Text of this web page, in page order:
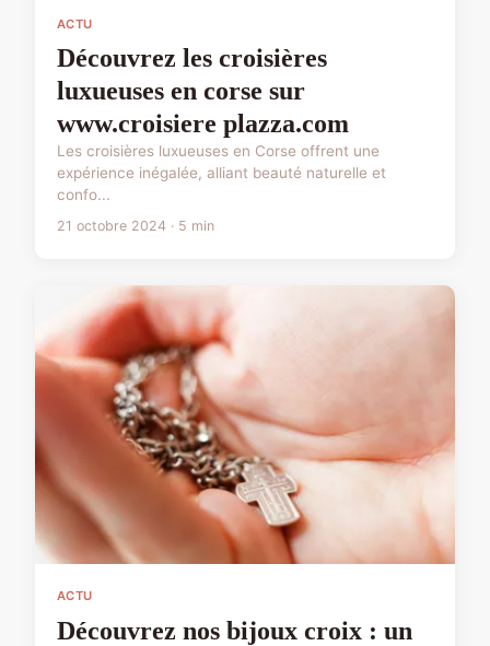
ACTU
Découvrez les croisières
luxueuses en corse sur
www.croisiere plazza.com
Les croisières luxueuses en Corse offrent une
expérience inégalée, alliant beauté naturelle et
confo...
21 octobre 2024 · 5 min
ACTU
Découvrez nos bijoux croix : un